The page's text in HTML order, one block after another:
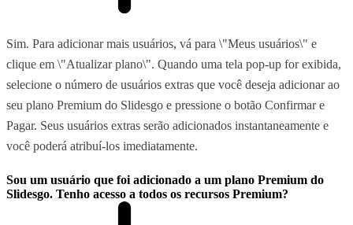
Sim. Para adicionar mais usuários, vá para \"Meus usuários\" e
clique em \"Atualizar plano\". Quando uma tela pop-up for exibida,
selecione o número de usuários extras que você deseja adicionar ao
seu plano Premium do Slidesgo e pressione o botão Confirmar e
Pagar. Seus usuários extras serão adicionados instantaneamente e
você poderá atribuí-los imediatamente.
Sou um usuário que foi adicionado a um plano Premium do
Slidesgo. Tenho acesso a todos os recursos Premium?